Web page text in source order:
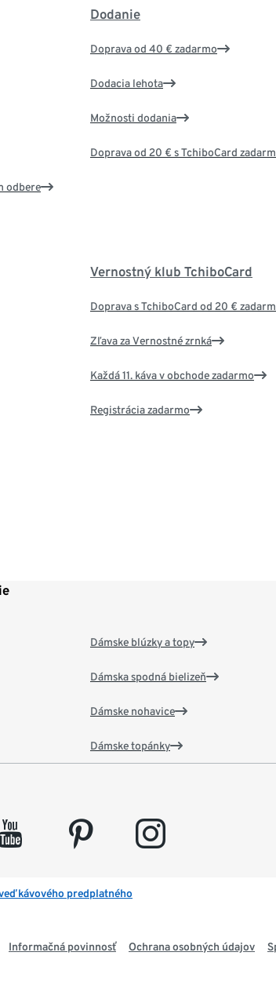
odbere
Dodanie
Doprava od 40 € zadarmo
Dodacia lehota
Možnosti dodania
Doprava od 20 € s TchiboCard
Vernostný klub TchiboCard
Doprava s TchiboCard od 20 €
Zľava za Vernostné zrnká
Každá 11. káva v obchode zadarmo
Registrácia zadarmo
Dámske blúzky a topy
Dámska spodná bielizeň
Dámske nohavice
Dámske topánky
pinterest instagram
kávového predplatného
Informačná povinnosť Ochrana osobných údajov